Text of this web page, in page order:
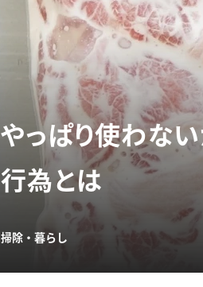
やっぱり使わな
行為とは
掃除・暮らし